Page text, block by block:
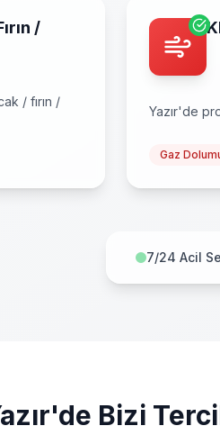
/
/ fırın /
Yazır'de
Gaz
7/24 Acil
'de Bizi